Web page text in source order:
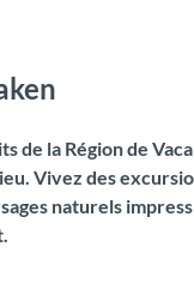
de la Région de
Vivez des
naturels